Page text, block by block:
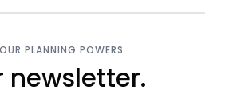
PLANNING POWERS
newsletter.